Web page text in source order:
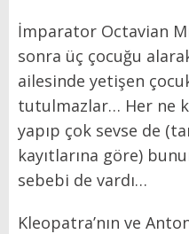
İmparator Octavian
sonra üç çocuğu
ailesinde yetişen
tutulmazlar… Her ne
yapıp çok sevse de
kayıtlarına göre)
sebebi de vardı…
Kleopatra’nın ve